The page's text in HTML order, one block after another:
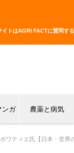
イトはAGRI FACTに賛同す
ンガ 農薬と病気
ワティエ氏【日本・世界